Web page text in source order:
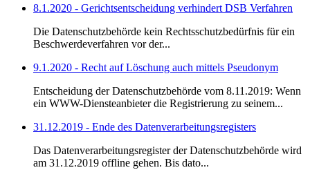
8.1.2020 - Gerichtsentscheidung verhindert DSB Verfahren
Die Datenschutzbehörde kein Rechtsschutzbedürfnis für ein
Beschwerdeverfahren vor der...
9.1.2020 - Recht auf Löschung auch mittels Pseudonym
Entscheidung der Datenschutzbehörde vom 8.11.2019: Wenn
ein WWW-Diensteanbieter die Registrierung zu seinem...
31.12.2019 - Ende des Datenverarbeitungsregisters
Das Datenverarbeitungsregister der Datenschutzbehörde wird
am 31.12.2019 offline gehen. Bis dato...